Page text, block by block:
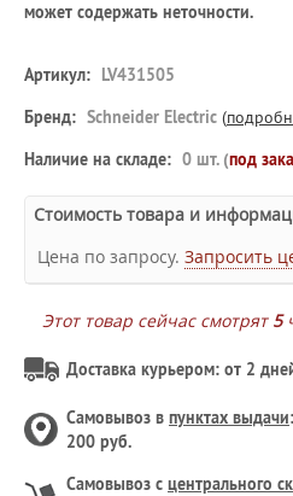
может содержать неточности.
Артикул: LV431505
Бренд: Schneider Electric (
Наличие на складе: 0 шт. (под
Стоимость товара и
Цена по запросу. Запросить
Этот товар сейчас смотрят 5
Доставка курьером: от 2
Самовывоз в пунктах выдачи
200 руб.
Самовывоз с центрального